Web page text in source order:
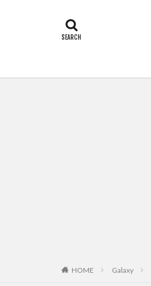
HOME Galaxy